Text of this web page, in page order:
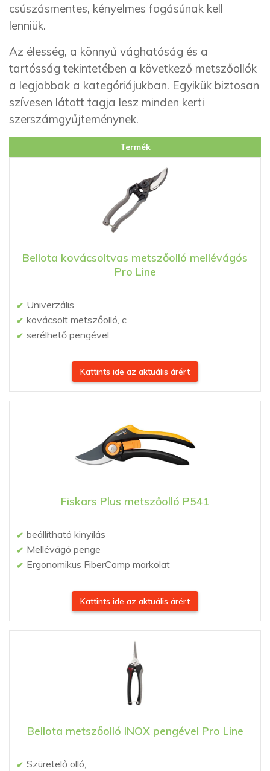
csúszásmentes, kényelmes fogásúnak kell
lenniük.
Az élesség, a könnyű vághatóság és a
tartósság tekintetében a következő metszőollók
a legjobbak a kategóriájukban. Egyikük biztosan
szívesen látott tagja lesz minden kerti
szerszámgyűjteménynek.
Termék
Bellota kovácsoltvas metszőolló mellévágós
Pro Line
Univerzális
kovácsolt metszőolló, c
serélhető pengével.
Kattints ide az aktuális árért
Fiskars Plus metszőolló P541
beállítható kinyílás
Mellévágó penge
Ergonomikus FiberComp markolat
Kattints ide az aktuális árért
Bellota metszőolló INOX pengével Pro Line
Szüretelő olló,